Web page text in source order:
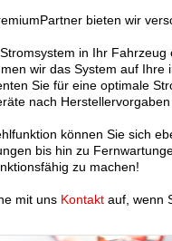
bieten wir
in Ihr
wir das System auf Ihre
Sie für eine optimale
nach
können Sie sich
bis hin zu
zu machen!
mit uns Kontakt auf, wenn